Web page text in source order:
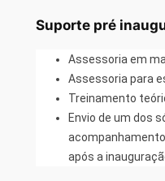
Suporte pré
Assessoria em
Assessoria para
Treinamento
Envio de um dos
após a